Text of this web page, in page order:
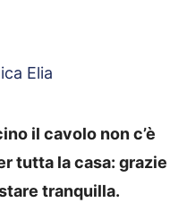
Elia
il cavolo non c’è
tutta la casa: grazie
tranquilla.